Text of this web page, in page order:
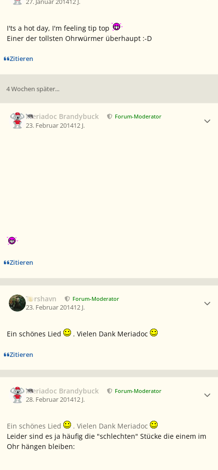
I'ts a hot day, I'm feeling tip top
Einer der tollsten Ohrwürmer überhaupt :-D
Zitieren
4 Wochen später...
Meriadoc Brandybuck Forum-Moderator
23. Februar 201412 J.
Zitieren
Torshavn Forum-Moderator
23. Februar 201412 J.
Ein schönes Lied . Vielen Dank Meriadoc
Zitieren
Meriadoc Brandybuck Forum-Moderator
28. Februar 201412 J.
Ein schönes Lied
. Vielen Dank Meriadoc
Leider sind es ja häufig die "schlechten" Stücke die einem im
Ohr hängen bleiben: